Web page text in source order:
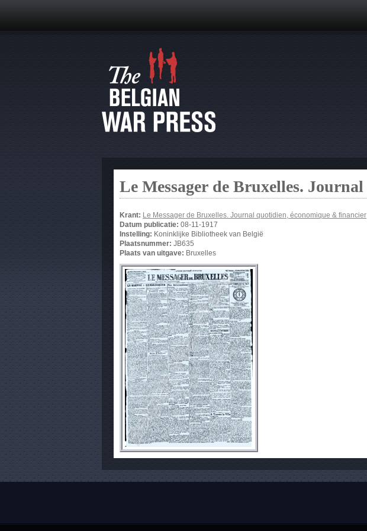
Le Messager de Bruxelles.
Krant: Le Messager de Bruxelles. Journal quotidien, économique & financier
Datum publicatie: 08-11-1917
Instelling: Koninklijke Bibliotheek van België
Plaatsnummer: JB635
Plaats van uitgave: Bruxelles